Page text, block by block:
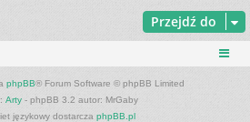
Przejdź do
phpBB® Forum Software © phpBB Limited
Arty - phpBB 3.2 autor: MrGaby
językowy dostarcza phpBB.pl